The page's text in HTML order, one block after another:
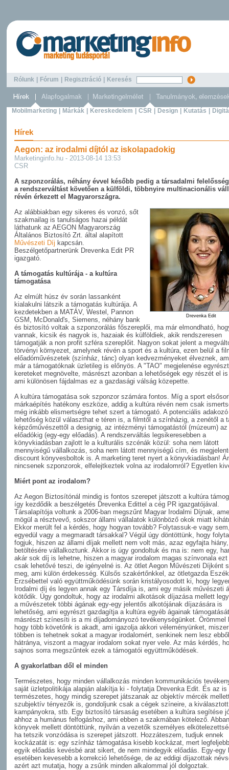
Rólunk Fórum Regisztráció Keresés
Mobilmarketing Márkák Kereskedelem CSR Design Kutatás
Hírek
Aegon: az irodalmi díjtól az iskolapadokig
Marketinginfo.hu - 2013-08-14 13:53
CSR
A szponzorálás, néhány évvel később pedig a társadalmi
a rendszerváltást követően a külföldi, többnyire multinacionális
révén érkezett el Magyarországra.
Drevenka Edit
Az alábbiakban egy sikeres és vonzó, sőt
szakmailag is tanulságos hazai példát
láthatunk az AEGON Magyarország
Általános Biztosító Zrt. által alapított
Művészeti Díj kapcsán.
Beszélgetőpartnerünk Drevenka Edit PR
igazgató.
A támogatás kultúrája - a kultúra
támogatása
Az elmúlt húsz év során lassanként
kialakulni látszik a támogatás kultúrája. A
kezdetekben a MATÁV, Westel, Pannon
GSM, McDonald's, Siemens, néhány bank
és biztosító voltak a szponzorálás főszereplői, ma már elmondható,
vannak, kicsik és nagyok is, hazaiak és külföldiek, akik rendszeresen
támogatják a non profit szféra szereplőit. Nagyon sokat jelent a
törvényi környezet, amelynek révén a sport és a kultúra, ezen belül a
előadóművészetek (színház, tánc) olyan kedvezményeket élveznek,
már a támogatóknak üzletileg is előnyös. A "TAO" megjelenése
kereteket megnövelte, másrészt azonban a lehetőségek egy részét el
ami különösen fájdalmas ez a gazdasági válság közepette.
A kultúra támogatása sok szponzor számára fontos. Míg a sport
márkaépítés hatékony eszköze, addig a kultúra révén nem csak
még inkább elismertségre tehet szert a támogató. A potenciális
lehetőség közül választhat e téren is, a filmtől a színházig, a zenétől a
képzőművészettől a designig, az intézményi támogatástól (múzeum) az
előadókig (egy-egy előadás). A rendszerváltás legsikeresebben a
könyvkiadásban zajlott le a kulturális szcénák közül: soha nem látott
mennyiségű vállalkozás, soha nem látott mennyiségű cím, és
discount könyvesboltok is. A marketing teret nyert a könyvkiadásban!
nincsenek szponzorok, elfelejtkeztek volna az irodalomról? Egyetlen
Miért pont az irodalom?
Az Aegon Biztosítónál mindig is fontos szerepet játszott a kultúra
így kezdődik a beszélgetés Drevenka Edittel a cég PR igazgatójával.
Társalapítója voltunk a 2006-ban megszűnt Magyar Irodalmi Díjnak,
mögül a résztvevő, sokszor állami vállalatok különböző okok miatt
Ekkor merült fel a kérdés, hogy hogyan tovább? Folytassuk-e vagy
egyedül vagy a megmaradt társakkal? Végül úgy döntöttünk, hogy
fogjuk, hiszen az állami díjak mellett nem volt más, azaz egyfajta
betöltésére vállalkoztunk. Akkor is úgy gondoltuk és ma is: nem egy,
akár sok díj is lehetne, hiszen a magyar irodalom magas színvonala ezt
csak lehetővé teszi, de igényelné is. Az ötlet Aegon Művészeti Díjként
meg, ami külön érdekesség. Külsős szakértőnkkel, az ötletgazda
Erzsébettel való együttműködésünk során kristályosodott ki, hogy
Irodalmi díj és legyen annak egy Társdíja is, ami egy másik művészeti
kötődik. Úgy gondoltuk, hogy az irodalmi alkotások díjazása mellett
a művészetek többi ágának egy-egy jelentős alkotójának díjazására is
lehetőség, ami egyrészt gazdagítja a kultúra egyéb ágainak
másrészt színesíti is a mi díjadományozó tevékenységünket. Örömmel
hogy több követőnk is akadt, ami igazolja akkori véleményünket,
többen is tehetnek sokat a magyar irodalomért, senkinek nem lesz ebből
hátránya, viszont a magyar irodalom sokat nyer vele. Az más kérdés,
sajnos sorra megszűntek ezek a támogatói együttműködések.
A gyakorlatban dől el minden
Természetes, hogy minden vállalkozás minden kommunikációs
saját üzletpolitikája alapján alakítja ki - folytatja Drevenka Edit. És az is
természetes, hogy mindig szerepet játszanak az objektív mércék
szubjektív tényezők is, gondoljunk csak a cégek színeire, a kiválasztott
kampányokra, stb. Egy biztosító társaság esetében a kultúra segítése
ahhoz a humánus felfogáshoz, ami ebben a szakmában kötelező.
könyvek mellett döntöttünk, nyilván a vezetők személyes
ha tetszik vonzódása is szerepet játszott. Hozzáteszem, tudjuk ennek
kockázatát is: egy színház támogatása kisebb kockázat, mert
egyik előadás kevésbé arat sikert, de nem mindegyik előadás. Egy-egy
esetében kevesebb a korrekció lehetősége, de az eddigi díjazottak
azért azt mutatja, hogy a zsűrik minden alkalommal jól dolgoztak.